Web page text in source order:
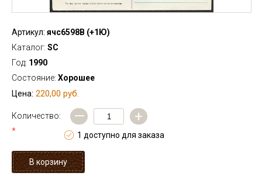
Артикул: ячс6598В (+1Ю)
Каталог: SC
Год: 1990
Состояние: Хорошее
Цена: 220,00 руб.
Количество:
*
— +
1 доступно для заказа